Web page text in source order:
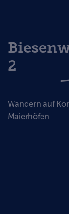
2
Wandern auf
Maierhöfen